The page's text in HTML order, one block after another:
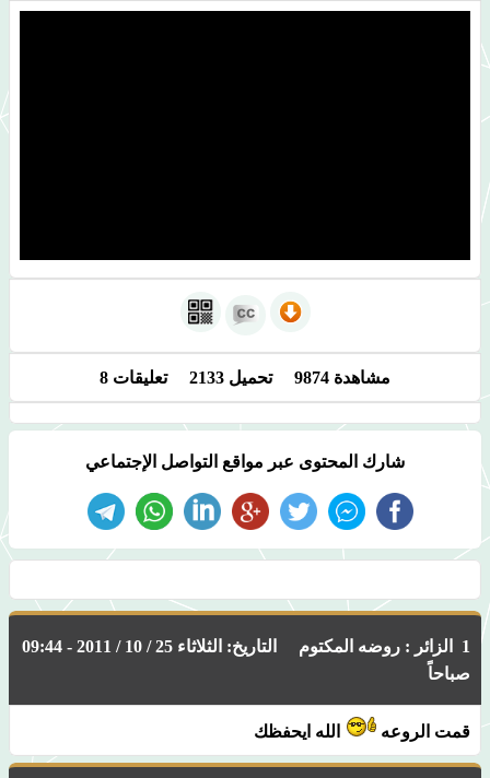
مشاهدة 9874 تحميل 2133 تعليقات 8
شارك المحتوى عبر مواقع التواصل الإجتماعي
1 الزائر : روضه المكتوم التاريخ: الثلاثاء 25 / 10 / 2011 - 09:44
صباحاً
قمت الروعه الله ايحفظك